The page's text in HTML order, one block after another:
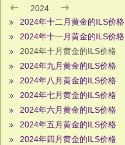
2024
2024年十二月黄金的ILS价格
2024年十一月黄金的ILS价格
2024年十月黄金的ILS价格
2024年九月黄金的ILS价格
2024年八月黄金的ILS价格
2024年七月黄金的ILS价格
2024年六月黄金的ILS价格
2024年五月黄金的ILS价格
2024年四月黄金的ILS价格